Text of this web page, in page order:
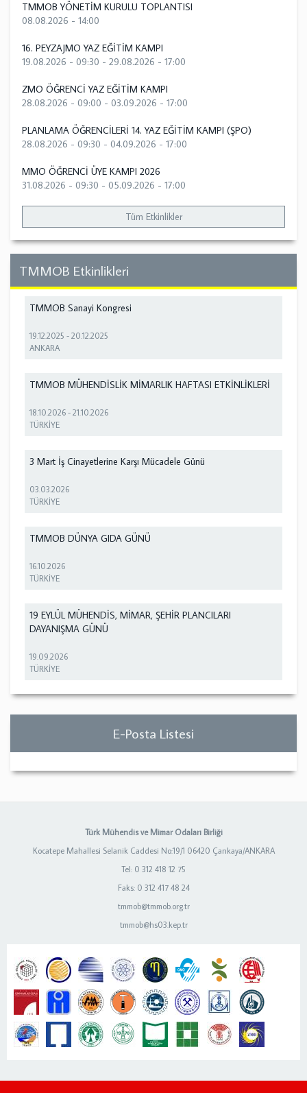
TMMOB YÖNETİM KURULU TOPLANTISI
08.08.2026 - 14:00
16. PEYZAJMO YAZ EĞİTİM KAMPI
19.08.2026 - 09:30 - 29.08.2026 - 17:00
ZMO ÖĞRENCİ YAZ EĞİTİM KAMPI
28.08.2026 - 09:00 - 03.09.2026 - 17:00
PLANLAMA ÖĞRENCİLERİ 14. YAZ EĞİTİM KAMPI (ŞPO)
28.08.2026 - 09:30 - 04.09.2026 - 17:00
MMO ÖĞRENCİ ÜYE KAMPI 2026
31.08.2026 - 09:30 - 05.09.2026 - 17:00
Tüm Etkinlikler
TMMOB Etkinlikleri
TMMOB Sanayi Kongresi
19.12.2025 -20.12.2025
ANKARA
TMMOB MÜHENDİSLİK MİMARLIK HAFTASI ETKİNLİKLERİ
18.10.2026 -21.10.2026
TÜRKİYE
3 Mart İş Cinayetlerine Karşı Mücadele Günü
03.03.2026
TÜRKİYE
TMMOB DÜNYA GIDA GÜNÜ
16.10.2026
TÜRKİYE
19 EYLÜL MÜHENDİS, MİMAR, ŞEHİR PLANCILARI
DAYANIŞMA GÜNÜ
19.09.2026
TÜRKİYE
E-Posta Listesi
Türk Mühendis ve Mimar Odaları Birliği
Kocatepe Mahallesi Selanik Caddesi No:19/1 06420 Çankaya/ANKARA
Tel: 0 312 418 12 75
Faks: 0 312 417 48 24
tmmob@tmmob.org.tr
tmmob@hs03.kep.tr